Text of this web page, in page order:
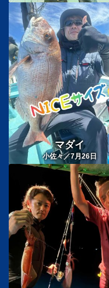
マダイ
小佐々／7月26日